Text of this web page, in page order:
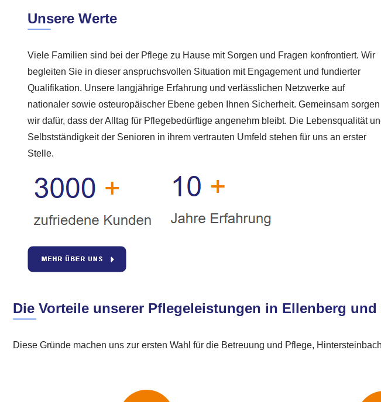
Unsere Werte
Viele Familien sind bei der Pflege zu Hause mit Sorgen und Fragen konfrontiert. Wir
begleiten Sie in dieser anspruchsvollen Situation mit Engagement und fundierter
Qualifikation. Unsere langjährige Erfahrung und verlässlichen Netzwerke auf
nationaler sowie osteuropäischer Ebene geben Ihnen Sicherheit. Gemeinsam sorgen
wir dafür, dass der Alltag für Pflegebedürftige angenehm bleibt. Die Lebensqualität
Selbstständigkeit der Senioren in ihrem vertrauten Umfeld stehen für uns an erster
Stelle.
Die Vorteile unserer Pflegeleistungen in Ellenberg
Diese Gründe machen uns zur ersten Wahl für die Betreuung und Pflege,